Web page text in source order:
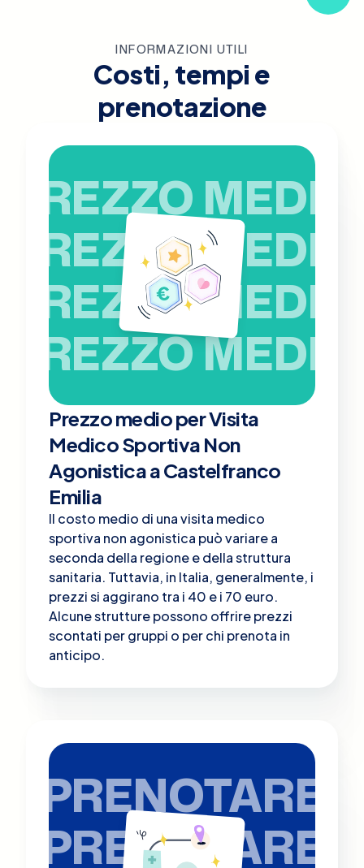
INFORMAZIONI UTILI
Costi, tempi e
prenotazione
PREZZO MEDIO
PREZZO MEDIO
PREZZO MEDIO
PREZZO MEDIO
Prezzo medio per Visita
Medico Sportiva Non
Agonistica a Castelfranco
Emilia
Il costo medio di una visita medico
sportiva non agonistica può variare a
seconda della regione e della struttura
sanitaria. Tuttavia, in Italia, generalmente, i
prezzi si aggirano tra i 40 e i 70 euro.
Alcune strutture possono offrire prezzi
scontati per gruppi o per chi prenota in
anticipo.
PRENOTARE
PRENOTARE